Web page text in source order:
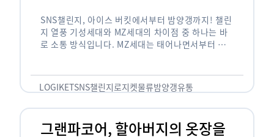
SNS챌린지, 아이스 버킷에서부터 밤양갱까지! 챌린
지 열풍 기성세대와 MZ세대의 차이점 중 하나는 바
로 소통 방식입니다. MZ세대는 태어나면서부터 디
도 능숙한 …
LOGIKETSNS챌린지로지켓물류밤양갱유통
그랜파코어, 할아버지의 옷장을